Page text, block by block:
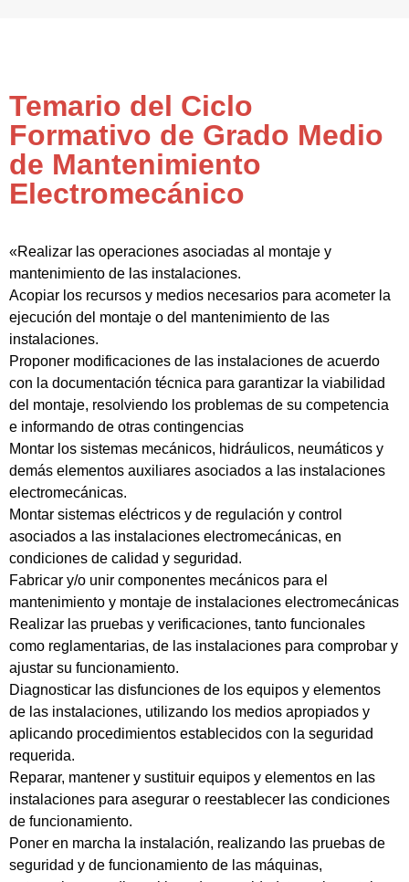
Temario del Ciclo
Formativo de Grado Medio
de Mantenimiento
Electromecánico
«Realizar las operaciones asociadas al montaje y
mantenimiento de las instalaciones.
Acopiar los recursos y medios necesarios para acometer la
ejecución del montaje o del mantenimiento de las
instalaciones.
Proponer modificaciones de las instalaciones de acuerdo
con la documentación técnica para garantizar la viabilidad
del montaje, resolviendo los problemas de su competencia
e informando de otras contingencias
Montar los sistemas mecánicos, hidráulicos, neumáticos y
demás elementos auxiliares asociados a las instalaciones
electromecánicas.
Montar sistemas eléctricos y de regulación y control
asociados a las instalaciones electromecánicas, en
condiciones de calidad y seguridad.
Fabricar y/o unir componentes mecánicos para el
mantenimiento y montaje de instalaciones electromecánicas
Realizar las pruebas y verificaciones, tanto funcionales
como reglamentarias, de las instalaciones para comprobar y
ajustar su funcionamiento.
Diagnosticar las disfunciones de los equipos y elementos
de las instalaciones, utilizando los medios apropiados y
aplicando procedimientos establecidos con la seguridad
requerida.
Reparar, mantener y sustituir equipos y elementos en las
instalaciones para asegurar o reestablecer las condiciones
de funcionamiento.
Poner en marcha la instalación, realizando las pruebas de
seguridad y de funcionamiento de las máquinas,